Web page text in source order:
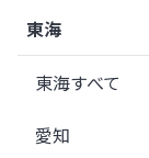
東海
東海すべて
愛知